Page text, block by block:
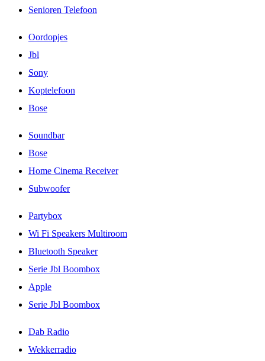
Senioren Telefoon
Oordopjes
Jbl
Sony
Koptelefoon
Bose
Soundbar
Bose
Home Cinema Receiver
Subwoofer
Partybox
Wi Fi Speakers Multiroom
Bluetooth Speaker
Serie Jbl Boombox
Apple
Serie Jbl Boombox
Dab Radio
Wekkerradio